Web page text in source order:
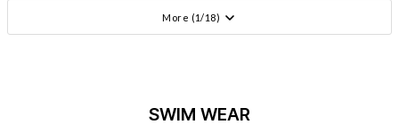
More (1/18)
SWIM WEAR